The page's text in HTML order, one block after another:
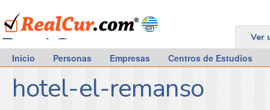
RealCur.com Ver
Inicio Personas Empresas Centros de Estudios
hotel-el-remanso